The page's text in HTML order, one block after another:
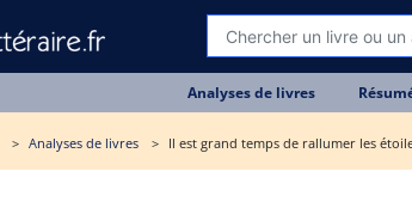
Analyses de livres
Analyses de livres Il est grand temps de rallumer les